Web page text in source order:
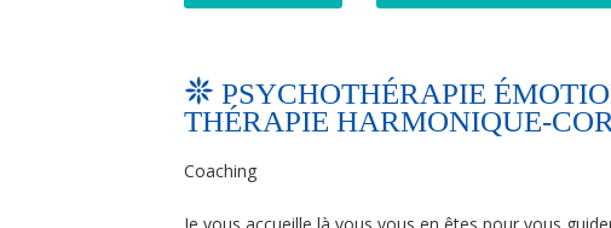
PSYCHOTHÉRAPIE
THÉRAPIE HARMONIQUE-
Coaching
Je vous accueille là vous vous en êtes pour vous